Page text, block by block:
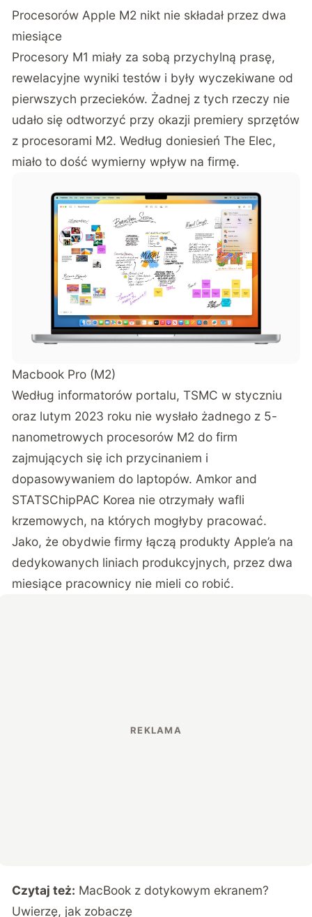
Procesorów Apple M2 nikt nie składał przez dwa
miesiące
Procesory M1 miały za sobą przychylną prasę,
rewelacyjne wyniki testów i były wyczekiwane od
pierwszych przecieków. Żadnej z tych rzeczy nie
udało się odtworzyć przy okazji premiery sprzętów
z procesorami M2. Według doniesień The Elec,
miało to dość wymierny wpływ na firmę.
Macbook Pro (M2)
Według informatorów portalu, TSMC w styczniu
oraz lutym 2023 roku nie wysłało żadnego z 5-
nanometrowych procesorów M2 do firm
zajmujących się ich przycinaniem i
dopasowywaniem do laptopów. Amkor and
STATSChipPAC Korea nie otrzymały wafli
krzemowych, na których mogłyby pracować.
Jako, że obydwie firmy łączą produkty Apple’a na
dedykowanych liniach produkcyjnych, przez dwa
miesiące pracownicy nie mieli co robić.
Czytaj też: MacBook z dotykowym ekranem?
Uwierzę, jak zobaczę